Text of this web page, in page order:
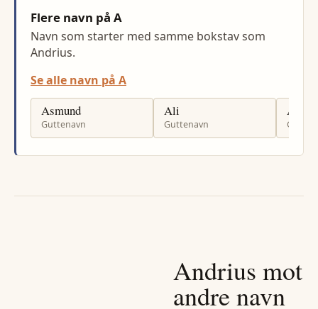
Flere navn på A
Navn som starter med samme bokstav som
Andrius.
Se alle navn på A
Asmund
Guttenavn
Ali
Guttenavn
Arild
Andrius mot
andre navn